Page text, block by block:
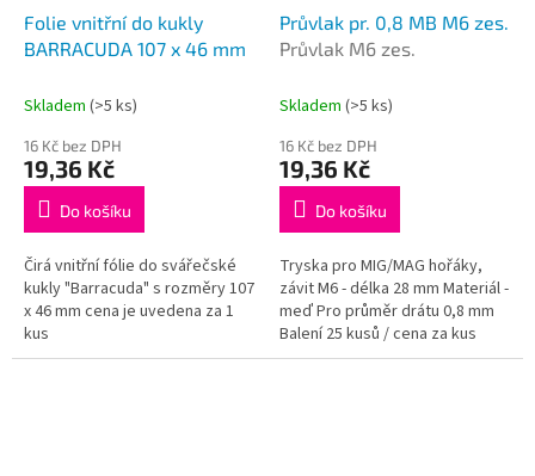
Folie vnitřní do kukly
BARRACUDA 107 x 46 mm
Skladem (>5 ks)
16 Kč bez DPH
19,36 Kč
Do košíku
Čirá vnitřní fólie do svářečské
kukly "Barracuda" s rozměry 107
x 46 mm cena je uvedena za 1
kus
Průvlak pr. 0,8 MB M6 zes.
Průvlak M6 zes.
Skladem (>5 ks)
16 Kč bez DPH
19,36 Kč
Do košíku
Tryska pro MIG/MAG hořáky,
závit M6 - délka 28 mm Materiál -
meď Pro průměr drátu 0,8 mm
Balení 25 kusů / cena za kus